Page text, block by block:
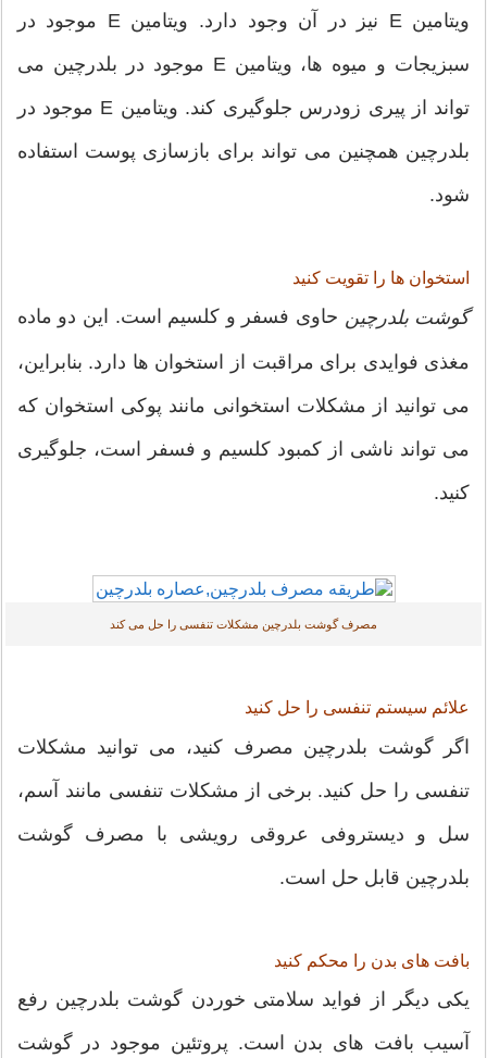
ویتامین E نیز در آن وجود دارد. ویتامین E موجود در
سبزیجات و میوه ها، ویتامین E موجود در بلدرچین می
تواند از پیری زودرس جلوگیری کند. ویتامین E موجود در
بلدرچین همچنین می تواند برای بازسازی پوست استفاده
شود.
استخوان ها را تقویت کنید
گوشت بلدرچین حاوی فسفر و کلسیم است. این دو ماده
مغذی فوایدی برای مراقبت از استخوان ها دارد. بنابراین،
می توانید از مشکلات استخوانی مانند پوکی استخوان که
می تواند ناشی از کمبود کلسیم و فسفر است، جلوگیری
کنید.
مصرف گوشت بلدرچین مشکلات تنفسی را حل می کند
علائم سیستم تنفسی را حل کنید
اگر گوشت بلدرچین مصرف کنید، می توانید مشکلات
تنفسی را حل کنید. برخی از مشکلات تنفسی مانند آسم،
سل و دیستروفی عروقی رویشی با مصرف گوشت
بلدرچین قابل حل است.
بافت های بدن را محکم کنید
یکی دیگر از فواید سلامتی خوردن گوشت بلدرچین رفع
آسیب بافت های بدن است. پروتئین موجود در گوشت